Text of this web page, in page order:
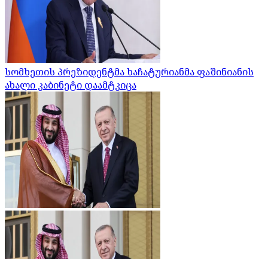
სომხეთის პრეზიდენტმა ხაჩატურიანმა ფაშინიანის
ახალი კაბინეტი დაამტკიცა